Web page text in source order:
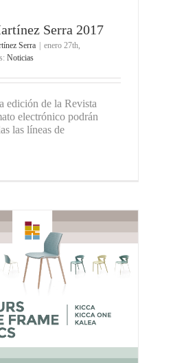
Serra 2017
Serra
enero 27th,
Noticias
edición de la Revista
electrónico podrán
las líneas de